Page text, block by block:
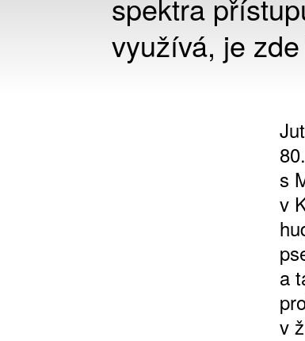
spektra
využívá, je
s
v
a
v